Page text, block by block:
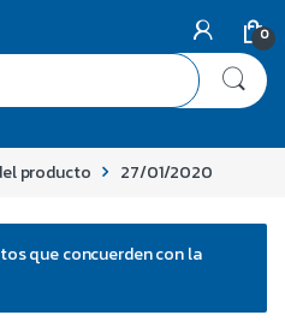
0
producto 27/01/2020
que concuerden con la